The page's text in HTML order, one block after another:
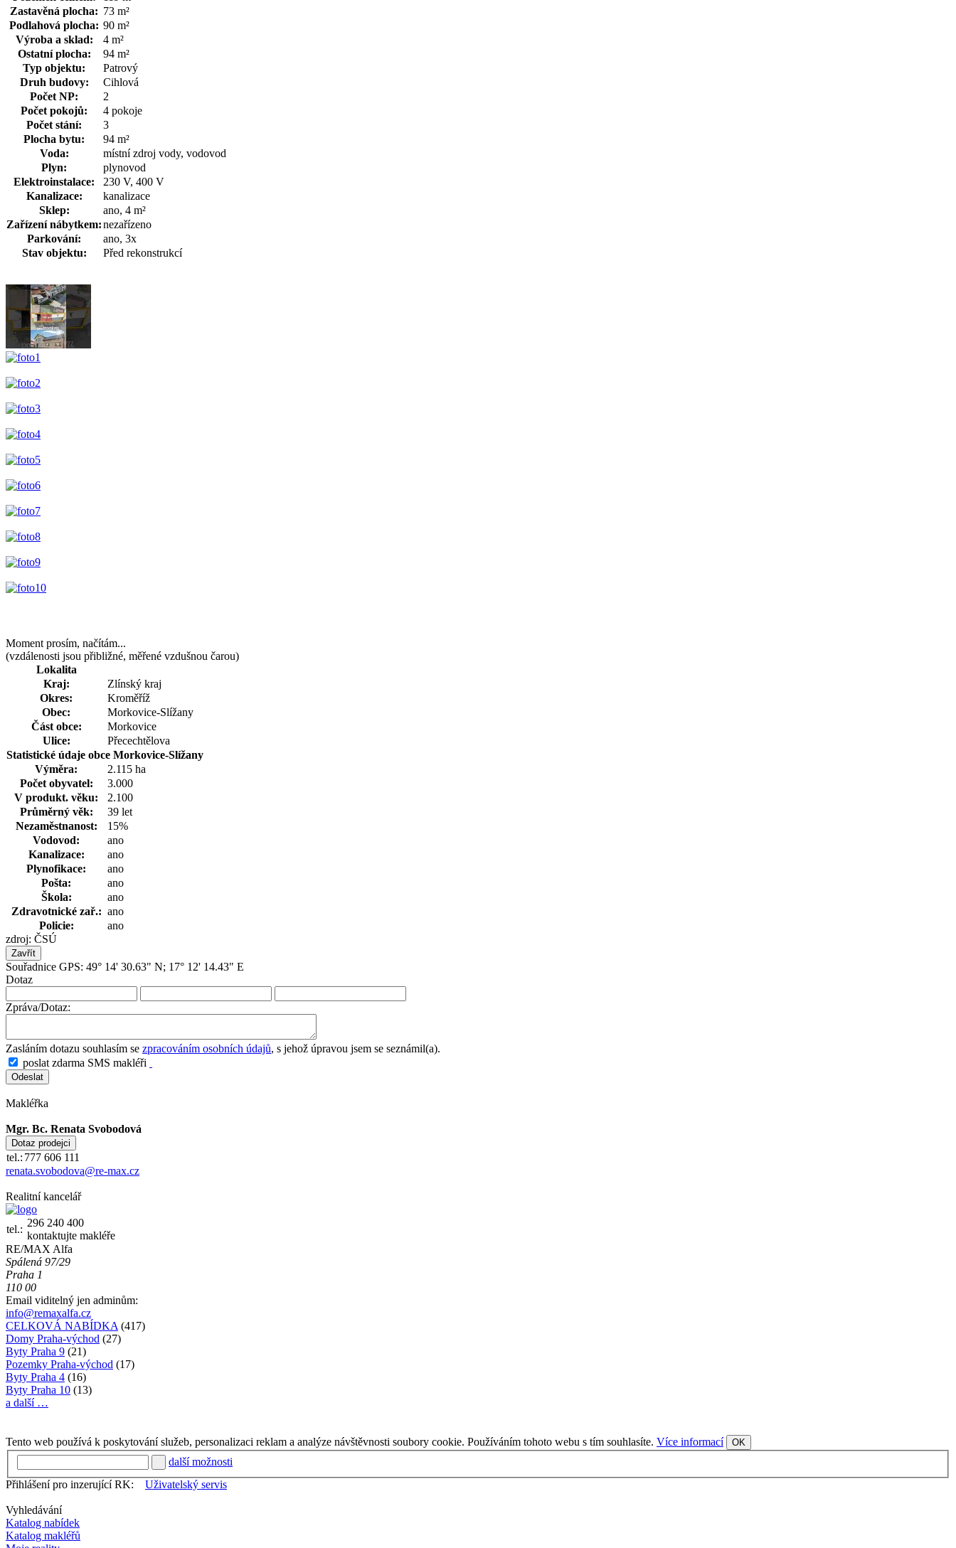
Zastavěná plocha: 73 m²
Podlahová plocha: 90 m²
Výroba a sklad:
4 m²
Ostatní plocha:
94 m²
Typ objektu:
Patrový
Druh budovy:
Cihlová
Počet NP:
2
Počet pokojů:
4 pokoje
Počet stání:
3
Plocha bytu:
94 m²
Voda:
místní zdroj vody, vodovod
Plyn:
plynovod
Elektroinstalace:
230 V, 400 V
Kanalizace:
kanalizace
Sklep:
ano, 4 m²
Zařízení nábytkem:nezařízeno
Parkování:
ano, 3x
Stav objektu:
Před rekonstrukcí
Moment prosím, načítám...
(vzdálenosti jsou přibližné, měřené vzdušnou čarou)
Lokalita
Kraj:
Zlínský kraj
Okres:
Kroměříž
Obec:
Morkovice-Slížany
Část obce:
Morkovice
Ulice:
Přecechtělova
Statistické údaje obce Morkovice-Slížany
Výměra:
2.115 ha
Počet obyvatel:
3.000
V produkt. věku:
2.100
Průměrný věk:
39 let
Nezaměstnanost:
15%
Vodovod:
ano
Kanalizace:
ano
Plynofikace:
ano
Pošta:
ano
Škola:
ano
Zdravotnické zař.: ano
Policie:
ano
zdroj: ČSÚ
Zavřít
Souřadnice GPS: 49° 14' 30.63" N; 17° 12' 14.43" E
Dotaz
Zpráva/Dotaz:
Zasláním dotazu souhlasím se zpracováním osobních údajů, s jehož úpravou jsem se seznámil(a).
poslat zdarma SMS makléři
Makléřka
Mgr. Bc. Renata Svobodová
tel.: 777 606 111
renata.svobodova@re-max.cz
Realitní kancelář
tel.:
296 240 400
kontaktujte makléře
RE/MAX Alfa
Spálená 97/29
Praha 1
110 00
Email viditelný jen adminům:
info@remaxalfa.cz
CELKOVÁ NABÍDKA (417)
Domy Praha-východ (27)
Byty Praha 9 (21)
Pozemky Praha-východ (17)
Byty Praha 4 (16)
Byty Praha 10 (13)
a další …
Tento web používá k poskytování služeb, personalizaci reklam a analýze návštěvnosti soubory cookie. Používáním tohoto webu s tím souhlasíte. Více informací OK
další možnosti
Přihlášení pro inzerující RK:
Uživatelský servis
Vyhledávání
Katalog nabídek
Katalog makléřů